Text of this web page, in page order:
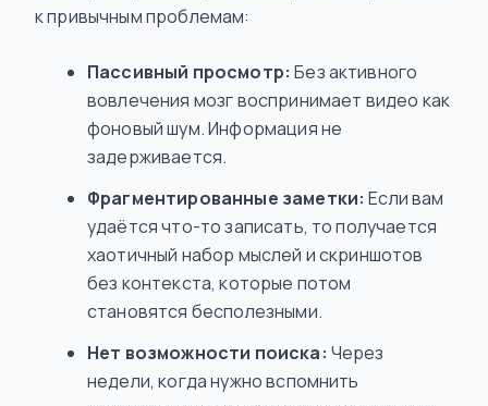
к привычным проблемам:
Пассивный просмотр: Без активного
вовлечения мозг воспринимает видео как
фоновый шум. Информация не
задерживается.
Фрагментированные заметки: Если вам
удаётся что-то записать, то получается
хаотичный набор мыслей и скриншотов
без контекста, которые потом
становятся бесполезными.
Нет возможности поиска: Через
недели, когда нужно вспомнить